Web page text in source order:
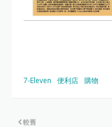
7-Eleven 便利店 購物
較舊